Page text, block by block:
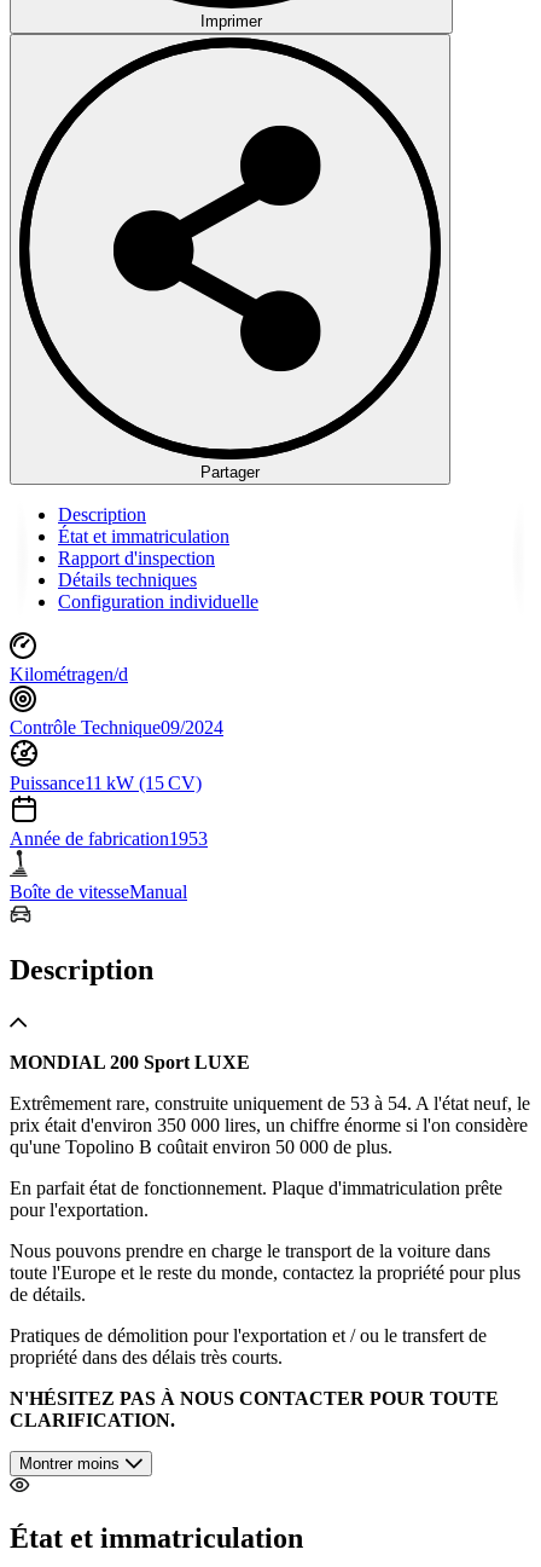
Imprimer
Partager
Description
État et immatriculation
Rapport d'inspection
Détails techniques
Configuration individuelle
Kilométragen/d
Contrôle Technique09/2024
Puissance11 kW (15 CV)
Année de fabrication1953
Boîte de vitesseManual
Description
MONDIAL 200 Sport LUXE
Extrêmement rare, construite uniquement de 53 à 54. A l'état neuf, le
prix était d'environ 350 000 lires, un chiffre énorme si l'on considère
qu'une Topolino B coûtait environ 50 000 de plus.
En parfait état de fonctionnement. Plaque d'immatriculation prête
pour l'exportation.
Nous pouvons prendre en charge le transport de la voiture dans
toute l'Europe et le reste du monde, contactez la propriété pour plus
de détails.
Pratiques de démolition pour l'exportation et / ou le transfert de
propriété dans des délais très courts.
N'HÉSITEZ PAS À NOUS CONTACTER POUR TOUTE
CLARIFICATION.
Montrer moins
État et immatriculation